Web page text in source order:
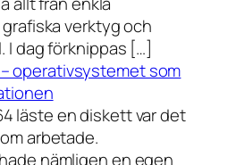
verktyg och
I dag förknippas […]
operativsystemet som
läste en diskett var det
arbetade.
nämligen en egen